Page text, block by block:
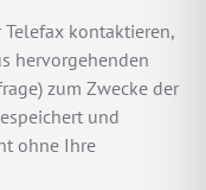
kontaktieren,
hervorgehenden
zum Zwecke der
und
ohne Ihre